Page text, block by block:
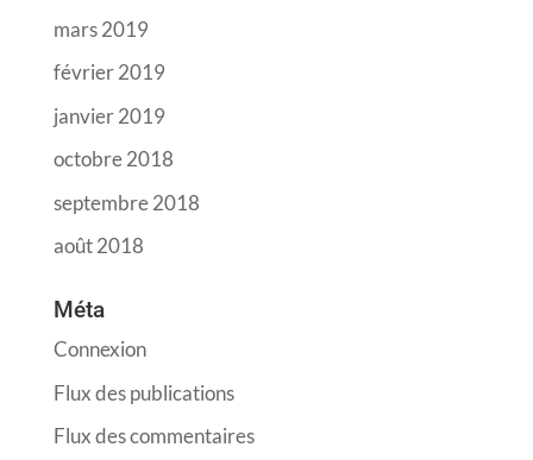
mars 2019
février 2019
janvier 2019
octobre 2018
septembre 2018
août 2018
Méta
Connexion
Flux des publications
Flux des commentaires